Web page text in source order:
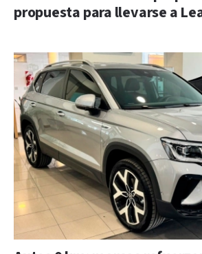
propuesta para llevarse a